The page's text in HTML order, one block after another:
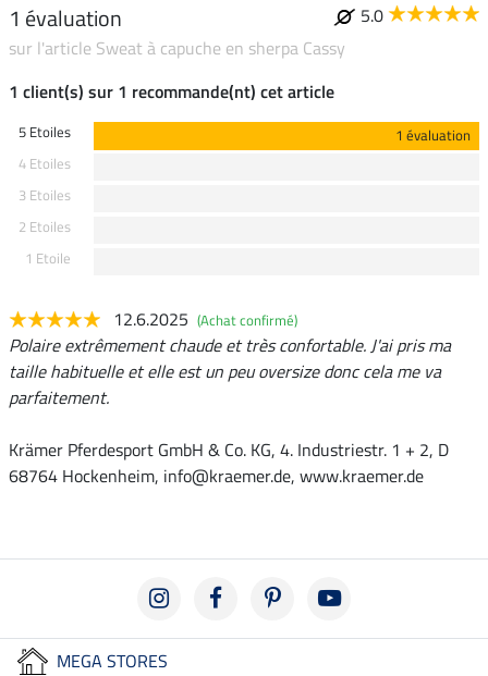
1 évaluation
5.0
sur l'article Sweat à capuche en sherpa Cassy
1 client(s) sur 1 recommande(nt) cet article
5 Etoiles
1 évaluation
4 Etoiles
3 Etoiles
2 Etoiles
1 Etoile
12.6.2025 (Achat confirmé)
Polaire extrêmement chaude et très confortable. J'ai pris ma
taille habituelle et elle est un peu oversize donc cela me va
parfaitement.
Krämer Pferdesport GmbH & Co. KG, 4. Industriestr. 1 + 2, D
68764 Hockenheim, info@kraemer.de, www.kraemer.de
MEGA STORES